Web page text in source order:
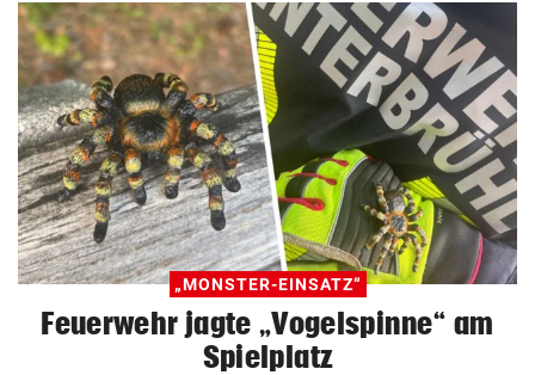
„MONSTER-EINSATZ“
Feuerwehr jagte „Vogelspinne“ am
Spielplatz